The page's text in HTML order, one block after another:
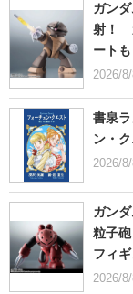
ガン
射！
ート
2026/
書泉
ン・
2026/
ガン
粒子
フィ
2026/